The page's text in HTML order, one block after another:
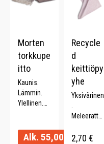
Morten
torkkupe
itto
Kaunis.
Lämmin.
Ylellinen.
Alk. 55,00
Recycle
d
keittiöpy
yhe
Yksivärinen
Meleerattu.
en.
2,70 €